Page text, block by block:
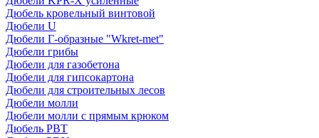
Дюбель кровельный винтовой
Дюбели U
Дюбели Г-образные "Wkret-met"
Дюбели грибы
Дюбели для газобетона
Дюбели для гипсокартона
Дюбели для строительных лесов
Дюбели молли
Дюбели молли с прямым крюком
Дюбель PBT